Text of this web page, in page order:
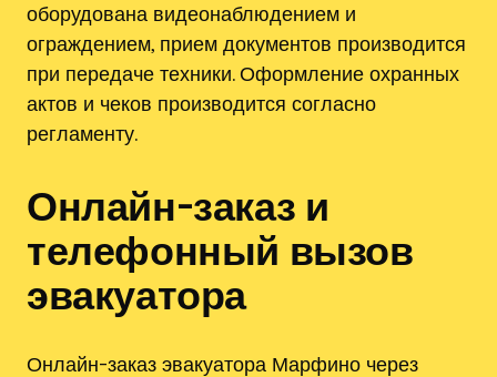
оборудована видеонаблюдением и
ограждением, прием документов производится
при передаче техники. Оформление охранных
актов и чеков производится согласно
регламенту.
Онлайн-заказ и
телефонный вызов
эвакуатора
Онлайн-заказ эвакуатора Марфино через